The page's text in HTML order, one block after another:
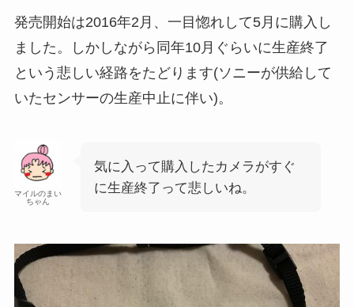
発売開始は2016年2月、一目惚れして5月に購入し
ました。しかしながら同年10月ぐらいに生産終了
という悲しい経路をたどります(ソニーが供給して
いたセンサーの生産中止に伴い)。
マイルのまい
ちゃん
気に入って購入したカメラがすぐ
に生産終了って悲しいね。